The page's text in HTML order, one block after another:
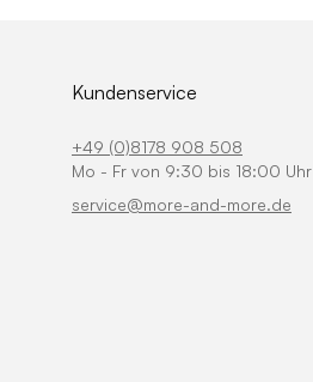
Kundenservice
+49 (0)8178 908 508
Mo - Fr von 9:30 bis 18:00 Uhr
service@more-and-more.de